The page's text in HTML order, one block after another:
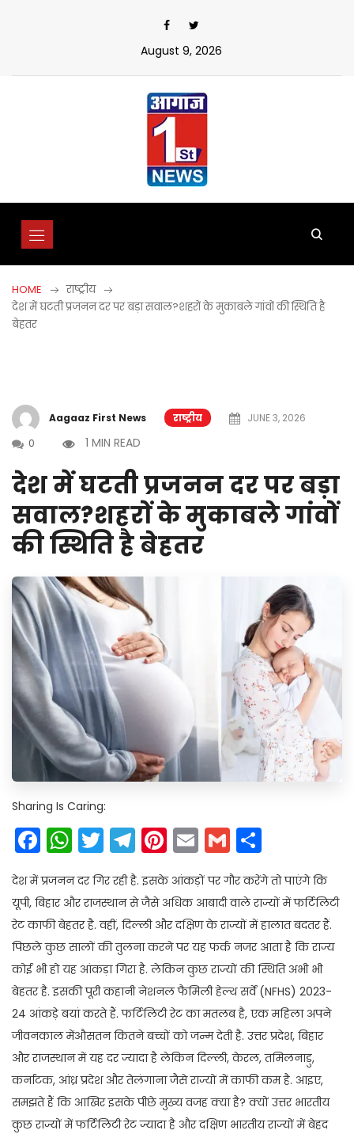
August 9, 2026
HOME
राष्ट्रीय
देश में घटती प्रजनन दर पर बड़ा सवाल?शहरों के मुकाबले गांवों की स्थिति है
बेहतर
Aagaaz First News राष्ट्रीय
JUNE 3, 2026
0
1 MIN READ
देश में घटती प्रजनन दर पर बड़ा
सवाल?शहरों के मुकाबले गांवों
की स्थिति है बेहतर
Sharing Is Caring:
Facebook
WhatsApp
Twitter
Telegram
Pinterest
EmailGmail
देश में प्रजनन दर गिर रही है. इसके आंकड़ों पर गौर करेंगे तो पाएंगे कि
यूपी, बिहार और राजस्थान से जैसे अधिक आबादी वाले राज्यों में फर्टिलिटी
रेट काफी बेहतर है. वहीं, दिल्ली और दक्षिण के राज्यों में हालात बदतर हैं.
पिछले कुछ सालों की तुलना करने पर यह फर्क नजर आता है कि राज्य
कोई भी हो यह आंकड़ा गिरा है. लेकिन कुछ राज्यों की स्थिति अभी भी
बेहतर है. इसकी पूरी कहानी नेशनल फैमिली हेल्थ सर्वे (NFHS) 2023-
24 आंकड़े बयां करते हैं. फर्टिलिटी रेट का मतलब है, एक महिला अपने
जीवनकाल मेंऔसतन कितने बच्चों को जन्म देती है. उत्तर प्रदेश, बिहार
और राजस्थान में यह दर ज्यादा है लेकिन दिल्ली, केरल, तमिलनाडु,
कर्नाटक, आंध्र प्रदेश और तेलंगाना जैसे राज्यों में काफी कम है. आइए,
समझते हैं कि आखिर इसके पीछे मुख्य वजह क्या है? क्यों उत्तर भारतीय
कुछ राज्यों में फर्टिलिटी रेट ज्यादा है और दक्षिण भारतीय राज्यों में बेहद